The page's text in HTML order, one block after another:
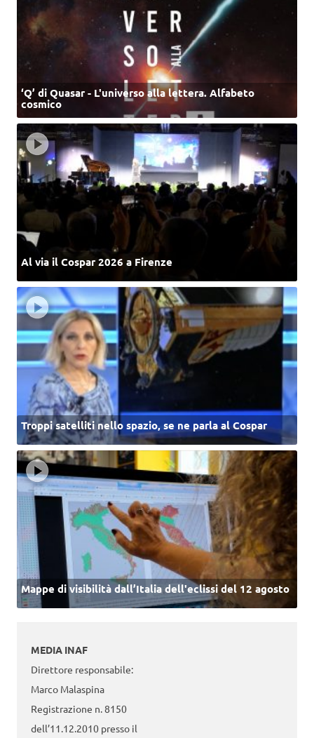
‘Q’ di Quasar - L'universo alla lettera. Alfabeto
cosmico
Al via il Cospar 2026 a Firenze
Troppi satelliti nello spazio, se ne parla al Cospar
Mappe di visibilità dall’Italia dell'eclissi del 12 agosto
MEDIA INAF
Direttore responsabile:
Marco Malaspina
Registrazione n. 8150
dell’11.12.2010 presso il